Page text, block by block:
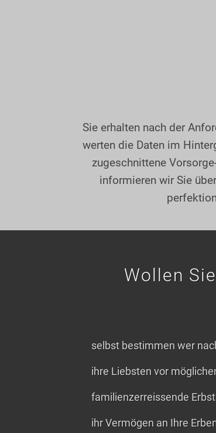
Sie erhalten nach der
werten die Daten im
zugeschnittene
informieren wir Sie
Wollen
selbst bestimmen wer
ihre Liebsten vor
familienzerreissende
ihr Vermögen an Ihre